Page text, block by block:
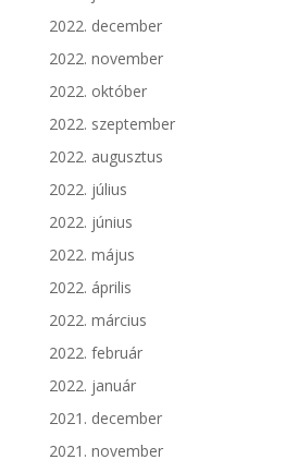
2022. december
2022. november
2022. október
2022. szeptember
2022. augusztus
2022. július
2022. június
2022. május
2022. április
2022. március
2022. február
2022. január
2021. december
2021. november